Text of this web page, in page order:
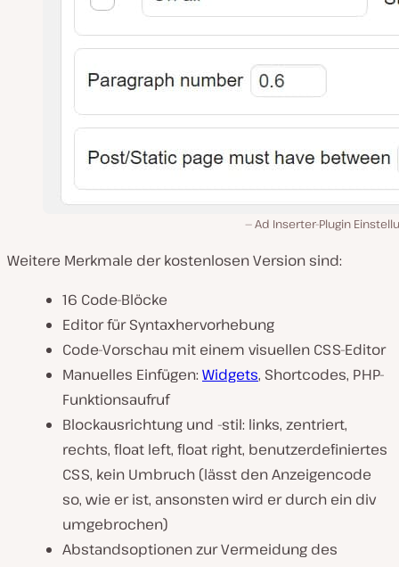
Ad Inserter-Plugin
Weitere Merkmale der kostenlosen Version sind:
16 Code-Blöcke
Editor für Syntaxhervorhebung
Code-Vorschau mit einem visuellen CSS-Editor
Manuelles Einfügen: Widgets, Shortcodes, PHP-
Funktionsaufruf
Blockausrichtung und -stil: links, zentriert,
rechts, float left, float right, benutzerdefiniertes
CSS, kein Umbruch (lässt den Anzeigencode
so, wie er ist, ansonsten wird er durch ein div
umgebrochen)
Abstandsoptionen zur Vermeidung des